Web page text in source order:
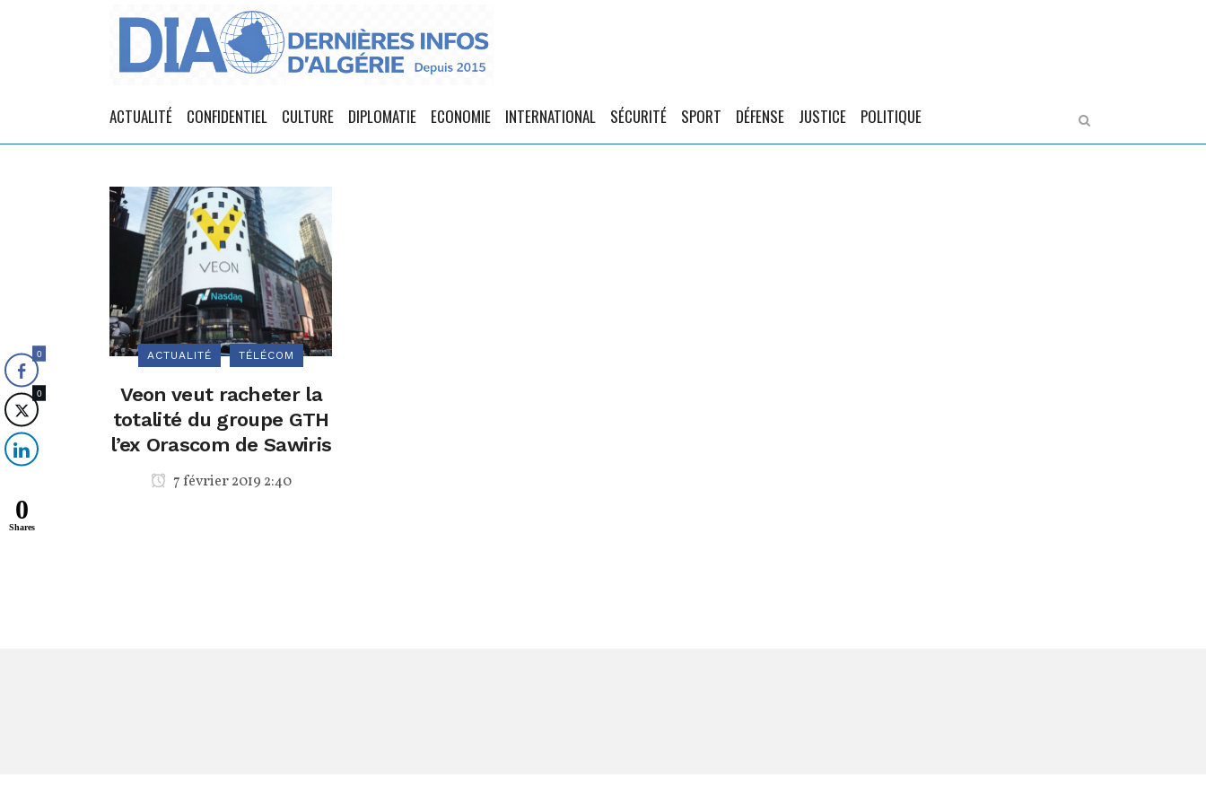
ACTUALITÉ CONFIDENTIEL CULTURE DIPLOMATIE ECONOMIE INTERNATIONAL SÉCURITÉ SPORT DÉFENSE JUSTICE POLITIQUE
ACTUALITÉ TÉLÉCOM
Veon veut racheter la
totalité du groupe GTH
l’ex Orascom de Sawiris
7 février 2019 2:40
0
0
0
Shares